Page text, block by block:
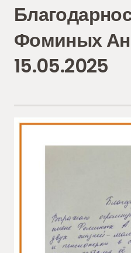
Фоминых
15.05.2025